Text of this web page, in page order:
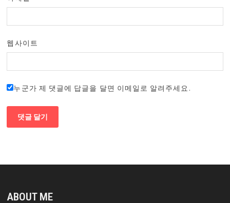
웹사이트
누군가 제 댓글에 답글을 달면 이메일로 알려주세요.
ABOUT ME